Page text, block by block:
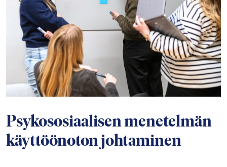
Psykososiaalisen menetelmän
käyttöönoton johtaminen